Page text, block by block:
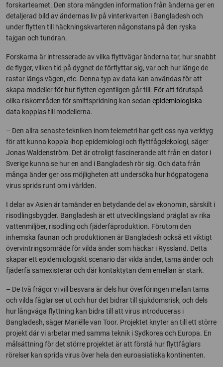
forskarteamet. Den stora mängden information från änderna ger en
detaljerad bild av ändernas liv på vinterkvarten i Bangladesh och
under flytten till häckningskvarteren någonstans på den ryska
tajgan och tundran.
Forskarna är intresserade av vilka flyttvägar änderna tar, hur snabbt
de flyger, vilken tid på dygnet de förflyttar sig, var och hur länge de
rastar längs vägen, etc. Denna typ av data kan användas för att
skapa modeller för hur flytten egentligen går till. För att förutspå
olika riskområden för smittspridning kan sedan epidemiologiska
data kopplas till modellerna.
– Den allra senaste tekniken inom telemetri har gett oss nya verktyg
för att kunna koppla ihop epidemiologi och flyttfågelekologi, säger
Jonas Waldenström. Det är otroligt fascinerande att från en dator i
Sverige kunna se hur en and i Bangladesh rör sig. Och data från
många änder ger oss möjligheten att undersöka hur högpatogena
virus sprids runt om i världen.
I delar av Asien är tamänder en betydande del av ekonomin, särskilt i
risodlingsbygder. Bangladesh är ett utvecklingsland präglat av rika
vattenmiljöer, risodling och fjäderfäproduktion. Förutom den
inhemska faunan och produktionen är Bangladesh också ett viktigt
övervintringsområde för vilda änder som häckar i Ryssland. Detta
skapar ett epidemiologiskt scenario där vilda änder, tama änder och
fjäderfä samexisterar och där kontaktytan dem emellan är stark.
– De två frågor vi vill besvara är dels hur överföringen mellan tama
och vilda fåglar ser ut och hur det bidrar till sjukdomsrisk, och dels
hur långväga flyttning kan bidra till att virus introduceras i
Bangladesh, säger Mariëlle van Toor. Projektet knyter an till ett större
projekt där vi arbetar med samma teknik i Sydkorea och Europa. En
målsättning för det större projektet är att förstå hur flyttfåglars
rörelser kan sprida virus över hela den euroasiatiska kontinenten.